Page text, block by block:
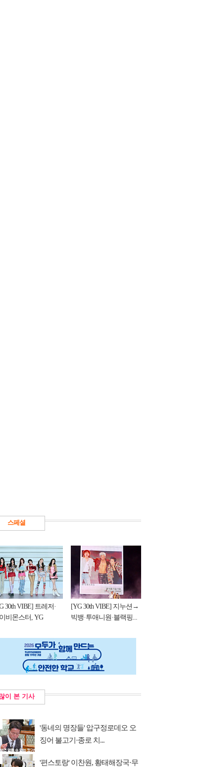
스페셜
30th VIBE] 트레저·
비몬스터, YG
[YG 30th VIBE] 지누션→
빅뱅·투애니원·블랙핑...
이 본 기사
'동네의 명장들' 압구정로데오 오
징어 불고기·종로 치...
'편스토랑' 이찬원, 황태해장국·무